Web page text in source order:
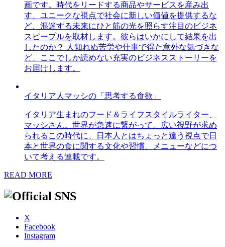
画です。時代をリードする商品やサービスを産み出
す、ユニークな視点で社会に新しい価値を提供するな
ど、混迷する未来にひと筋の光を照らす注目のビジネ
スピープルを取材します。彼らはいかにして結果を出
したのか？ 人知れぬ苦労や仕事で得た意外な気づきな
ど、ここでしか読めない充実のビジネスストーリーを
お届けします。
イタリア人マッシの「思考する食欲」
イタリア生まれのフード＆ライフスタイルライター、
マッシさん。世界が急速に繋がって、広い視野が求め
られるこの時代に、日本人とはちょっと違う視点で日
本と世界の食に関する文化や習慣、メニューなどにつ
いて考える連載です。
READ MORE
X
Facebook
Instagram